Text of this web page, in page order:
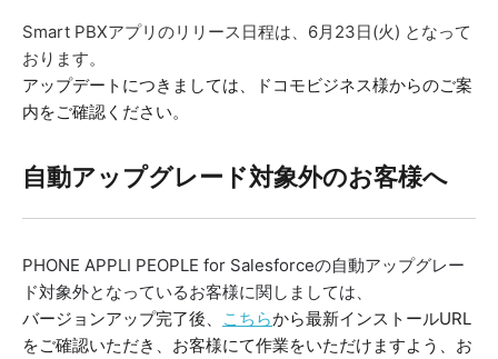
Smart PBXアプリのリリース日程は、6月23日(火) となって
おります。
アップデートにつきましては、ドコモビジネス様からのご案
内をご確認ください。
自動アップグレード対象外のお客様へ
PHONE APPLI PEOPLE for Salesforceの自動アップグレー
ド対象外となっているお客様に関しましては、
バージョンアップ完了後、
こちらから最新インストールURL
をご確認いただき、お客様にて作業をいただけますよう、お